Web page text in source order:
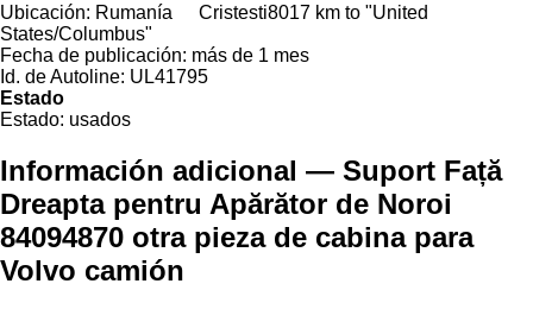
Ubicación: Rumanía Cristesti8017 km to "United
States/Columbus"
Fecha de publicación: más de 1 mes
Id. de Autoline: UL41795
Estado
Estado: usados
Información adicional — Suport Față
Dreapta pentru Apărător de Noroi
84094870 otra pieza de cabina para
Volvo camión